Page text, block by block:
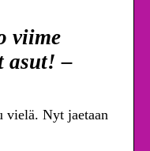
viime
asut! –
vielä. Nyt jaetaan